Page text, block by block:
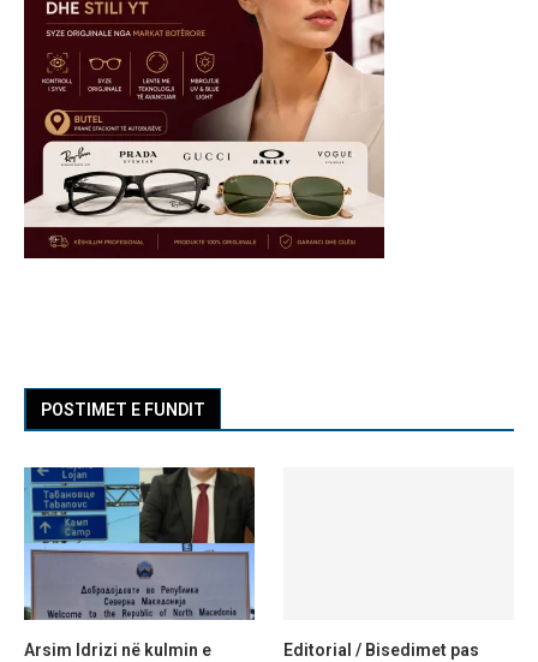
POSTIMET E FUNDIT
Arsim Idrizi në kulmin e
Editorial / Bisedimet pas